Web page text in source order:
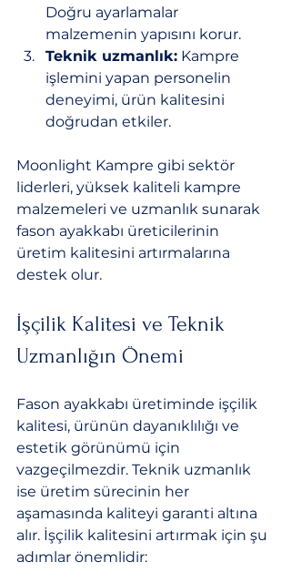
Doğru ayarlamalar
malzemenin yapısını korur.
Teknik uzmanlık: Kampre
işlemini yapan personelin
deneyimi, ürün kalitesini
doğrudan etkiler.
Moonlight Kampre gibi sektör
liderleri, yüksek kaliteli kampre
malzemeleri ve uzmanlık sunarak
fason ayakkabı üreticilerinin
üretim kalitesini artırmalarına
destek olur.
İşçilik Kalitesi ve Teknik
Uzmanlığın Önemi
Fason ayakkabı üretiminde işçilik
kalitesi, ürünün dayanıklılığı ve
estetik görünümü için
vazgeçilmezdir. Teknik uzmanlık
ise üretim sürecinin her
aşamasında kaliteyi garanti altına
alır. İşçilik kalitesini artırmak için şu
adımlar önemlidir: